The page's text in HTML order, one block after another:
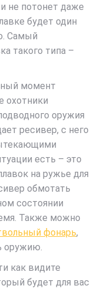
не потонет даже
будет один
Самый
такого типа –
момент
охотники
оружия
ресивер, с него
есть – это
на ружье для
обмотать
состоянии
Также можно
фонарь,
оружию.
как видите
будет для вас